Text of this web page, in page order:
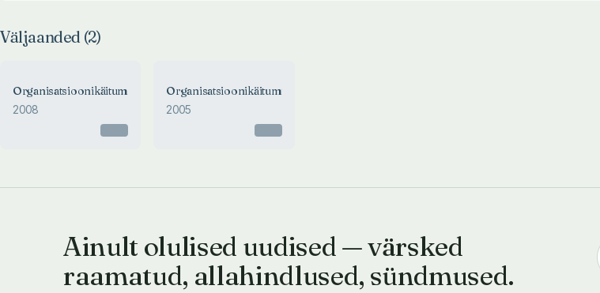
Väljaanded (2)
Organisatsioonikäitumine
2008
Organisatsioonikäitumine
2005
Ainult olulised uudised — värsked
raamatud, allahindlused, sündmused.